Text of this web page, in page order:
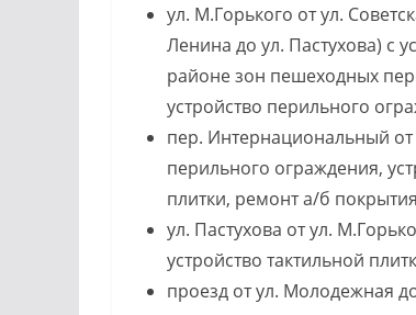
ул. М.Горького от ул.
Ленина до ул. Пастухова) с
районе зон пешеходных
устройство перильного
пер. Интернациональный от
перильного ограждения,
плитки, ремонт а/б
ул. Пастухова от ул.
устройство тактильной
проезд от ул. Молодежная